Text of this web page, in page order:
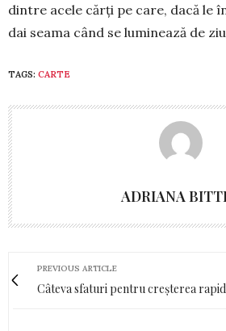
dintre acele cărți pe care, dacă le
dai seama când se lu­minează de
TAGS: CARTE
ADRIANA
PREVIOUS ARTICLE
Câteva sfaturi pentru creșterea